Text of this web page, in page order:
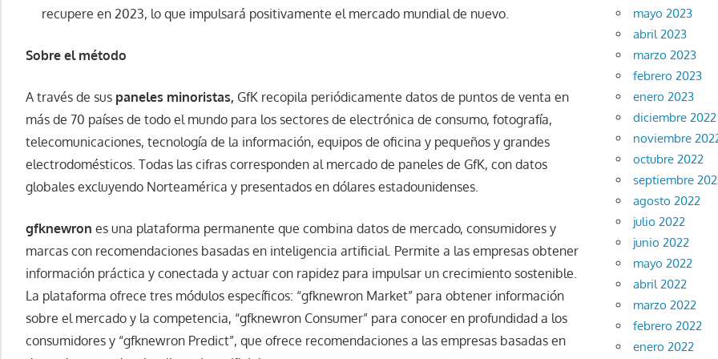
recupere en 2023, lo que impulsará positivamente el mercado mundial de nuevo.
Sobre el método
A través de sus paneles minoristas, GfK recopila periódicamente datos de puntos de venta en
más de 70 países de todo el mundo para los sectores de electrónica de consumo, fotografía,
telecomunicaciones, tecnología de la información, equipos de oficina y pequeños y grandes
electrodomésticos. Todas las cifras corresponden al mercado de paneles de GfK, con datos
globales excluyendo Norteamérica y presentados en dólares estadounidenses.
gfknewron es una plataforma permanente que combina datos de mercado, consumidores y
marcas con recomendaciones basadas en inteligencia artificial. Permite a las empresas obtener
información práctica y conectada y actuar con rapidez para impulsar un crecimiento sostenible.
La plataforma ofrece tres módulos específicos: “gfknewron Market” para obtener información
sobre el mercado y la competencia, “gfknewron Consumer” para conocer en profundidad a los
consumidores y “gfknewron Predict”, que ofrece recomendaciones a las empresas basadas en
mayo 2023
abril 2023
marzo 2023
febrero 2023
enero 2023
diciembre 2022
noviembre
octubre 2022
septiembre
agosto 2022
julio 2022
junio 2022
mayo 2022
abril 2022
marzo 2022
febrero 2022
enero 2022